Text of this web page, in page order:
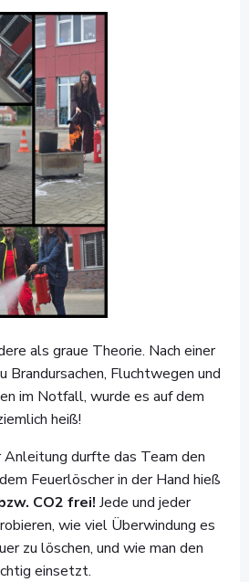
als graue Theorie. Nach einer
Brandursachen, Fluchtwegen und
im Notfall, wurde es auf dem
heiß!
durfte das Team den
Feuerlöscher in der Hand hieß
CO2 frei! Jede und jeder
wie viel Überwindung es
zu löschen, und wie man den
einsetzt.